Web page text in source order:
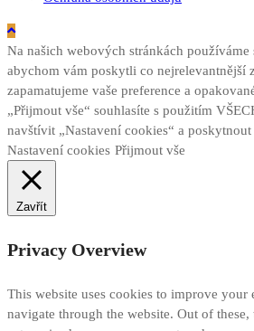
Na našich webových stránkách
abychom vám poskytli co nejrelevantnější
zapamatujeme vaše preference a
„Přijmout vše“ souhlasíte s použitím
navštívit „Nastavení cookies“ a
Nastavení cookies Přijmout vše
Zavřít
Privacy Overview
This website uses cookies to improve your
navigate through the website. Out of these,